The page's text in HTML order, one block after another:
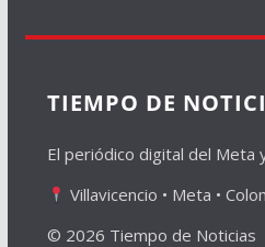
TIEMPO DE
El periódico digital del Meta
Villavicencio • Meta •
© 2026 Tiempo de Noticias